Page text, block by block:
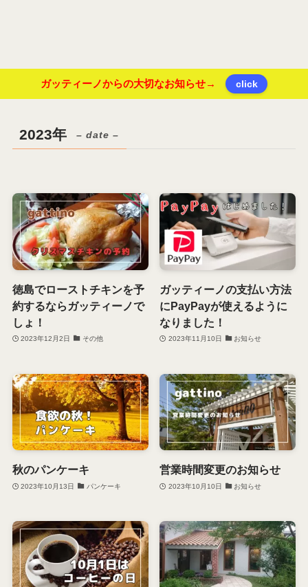
ガッティーノからの大切なお知らせ→ click
2023年 – date –
徳島でローストチキンを予
約するならガッティーノで
しょ！
2023年12月2日 その他
ガッティーノの支払い方法
にPayPayが使えるように
なりました！
2023年11月10日 お知らせ
秋のパンケーキ
2023年10月13日 パンケーキ
営業時間変更のお知らせ
2023年10月10日 お知らせ